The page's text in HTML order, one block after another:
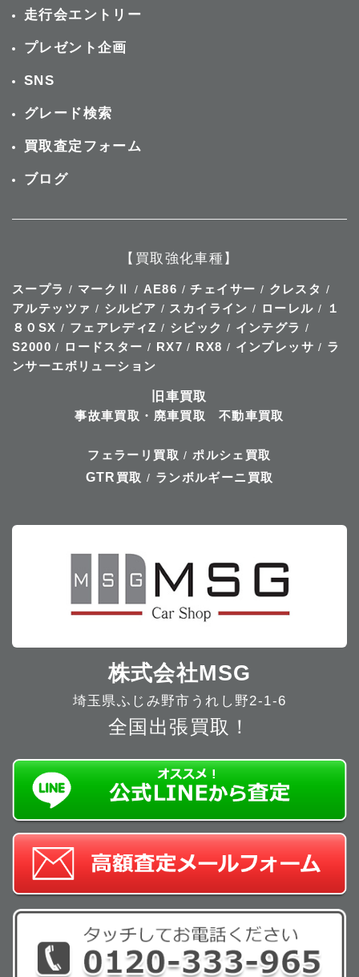
走行会エントリー
プレゼント企画
SNS
グレード検索
買取査定フォーム
ブログ
【買取強化車種】
スープラ / マークⅡ / AE86 /チェイサー / クレスタ /
アルテッツァ / シルビア / スカイライン / ローレル /
１
８０SX / フェアレディZ / シビック / インテグラ /
S2000 / ロードスター / RX7 / RX8 / インプレッサ / ラ
ンサーエボリューション
旧車買取
事故車買取・廃車買取
不動車買取
フェラーリ買取 / ポルシェ買取
GTR 買取 / ランボルギーニ買取
株式会社MSG
埼玉県ふじみ野市うれし野2-1-6
全国出張買取！